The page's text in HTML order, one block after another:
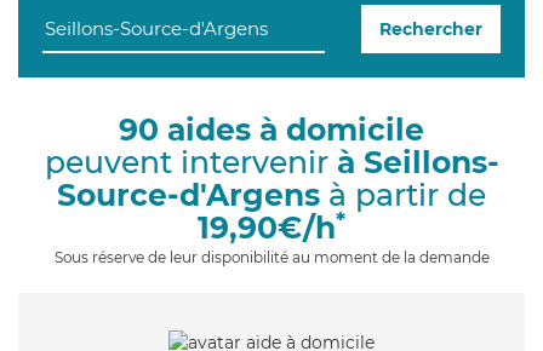
g
Rechercher
90 aides à domicile
peuvent intervenir à Seillons-
Source-d'Argens à partir de
19,90€/h*
Sous réserve de leur disponibilité au moment de la demande